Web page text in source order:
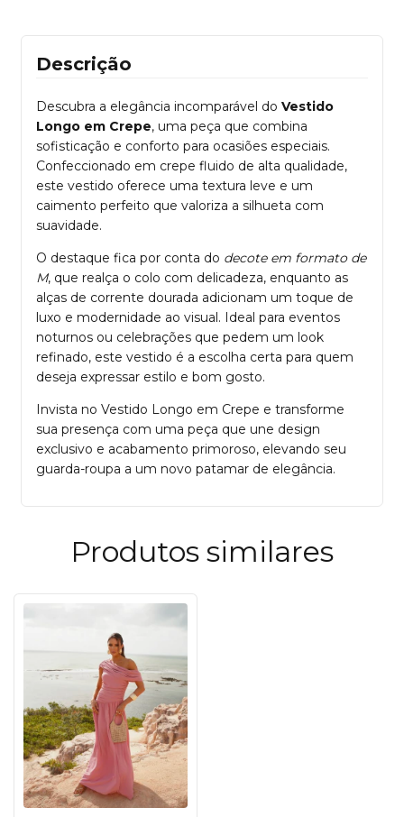
Descrição
Descubra a elegância incomparável do Vestido
Longo em Crepe, uma peça que combina
sofisticação e conforto para ocasiões especiais.
Confeccionado em crepe fluido de alta qualidade,
este vestido oferece uma textura leve e um
caimento perfeito que valoriza a silhueta com
suavidade.
O destaque fica por conta do decote em formato de
M, que realça o colo com delicadeza, enquanto as
alças de corrente dourada adicionam um toque de
luxo e modernidade ao visual. Ideal para eventos
noturnos ou celebrações que pedem um look
refinado, este vestido é a escolha certa para quem
deseja expressar estilo e bom gosto.
Invista no Vestido Longo em Crepe e transforme
sua presença com uma peça que une design
exclusivo e acabamento primoroso, elevando seu
guarda-roupa a um novo patamar de elegância.
Produtos similares